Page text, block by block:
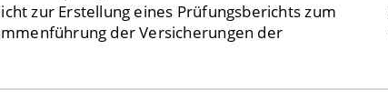
zur Erstellung eines Prüfungsberichts zum
der Versicherungen der